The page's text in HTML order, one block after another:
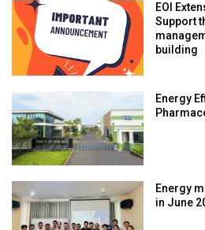
EOI
Support
building
Energy
Energy
in June